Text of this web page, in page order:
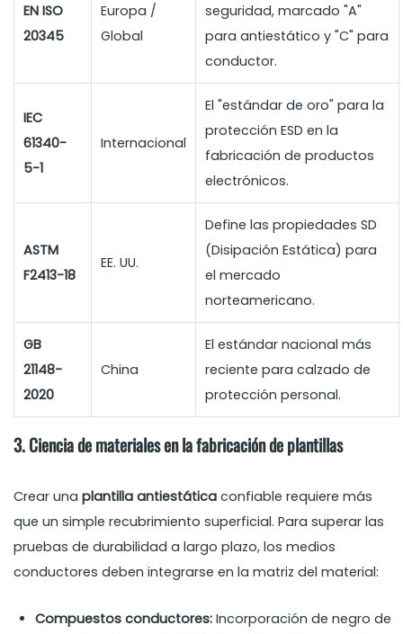
EN ISO
20345
Europa /
Global
seguridad, marcado "A"
para antiestático y "C" para
conductor.
IEC
61340-
5-1
Internacional
El "estándar de oro" para la
protección ESD en la
fabricación de productos
electrónicos.
ASTM
F2413-18
EE. UU.
Define las propiedades SD
(Disipación Estática) para
el mercado
norteamericano.
GB
21148-
2020
China
El estándar nacional más
reciente para calzado de
protección personal.
3. Ciencia de materiales en la fabricación de plantillas
Crear unaplantilla antiestática confiable requiere más
que un simple recubrimiento superficial. Para superar las
pruebas de durabilidad a largo plazo, los medios
conductores deben integrarse en la matriz del material:
Compuestos conductores: Incorporación de negro de